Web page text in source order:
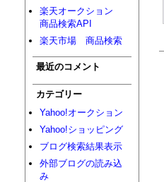
楽天オークション
商品検索API
楽天市場 商品検索
最近のコメント
カテゴリー
Yahoo!オークション
Yahoo!ショッピング
ブログ検索結果表示
外部ブログの読み込
み